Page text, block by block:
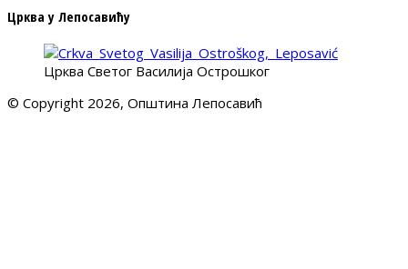
Црква у Лепосавићу
Црква Светог Василија Острошког
© Copyright 2026, Општина Лепосавић